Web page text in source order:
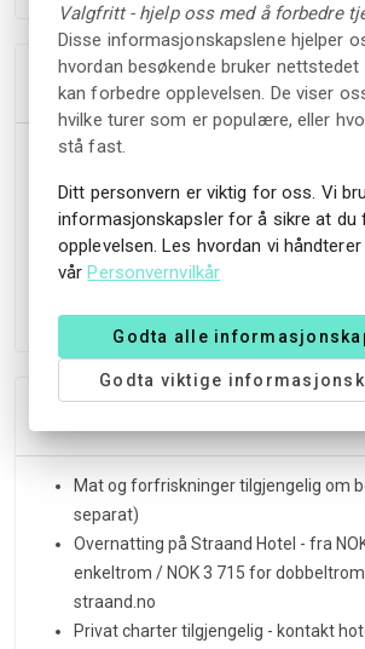
Høydepunkter
Guidet cruise over Nisser fra Vrådal til
Historiker Torgeir Nordal forteller
Kaptein Reidar Skogheim ved roret
Stopp ved Vik Brygge og
Fleksibel billettering - full rundtur,
Mat og forfriskninger tilgjengelig om
separat)
Overnatting på Straand Hotel - fra
enkeltrom / NOK 3 715 for
straand.no
Privat charter tilgjengelig - kontakt
Valgfritt - hjelp oss med å forbedre
Disse informasjonskapslene hjelper
hvordan besøkende bruker nettstedet
kan forbedre opplevelsen. De viser
hvilke turer som er populære, eller
stå fast.
Ditt personvern er viktig for oss. Vi
informasjonskapsler for å sikre at du
opplevelsen. Les hvordan vi
vårPersonvernvilkår
Godta alle
Godta viktige